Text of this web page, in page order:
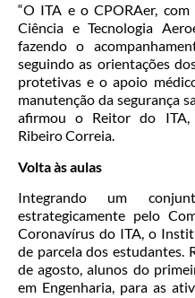
“O ITA e o CPORAer,
Ciência e Tecnologia
fazendo o
seguindo as orientações
protetivas e o apoio
manutenção da segurança
afirmou o Reitor do ITA,
Ribeiro Correia.
Volta às aulas
Integrando um
estrategicamente pelo
Coronavírus do ITA, o
de parcela dos estudantes.
de agosto, alunos do
em Engenharia, para as